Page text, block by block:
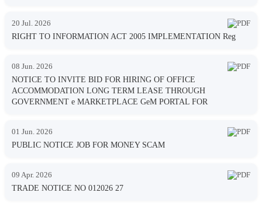
20 Jul. 2026
RIGHT TO INFORMATION ACT 2005 IMPLEMENTATION Reg
08 Jun. 2026
NOTICE TO INVITE BID FOR HIRING OF OFFICE
ACCOMMODATION LONG TERM LEASE THROUGH
GOVERNMENT e MARKETPLACE GeM PORTAL FOR
01 Jun. 2026
PUBLIC NOTICE JOB FOR MONEY SCAM
09 Apr. 2026
TRADE NOTICE NO 012026 27